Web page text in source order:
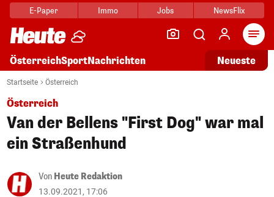
E-Paper Immo Jobs NewsFlix
ÖsterreichSportNachrichten Neueste
Startseite Österreich
Österreich
Van der Bellens "First Dog" war mal
ein Straßenhund
Von Heute Redaktion
13.09.2021, 17:06